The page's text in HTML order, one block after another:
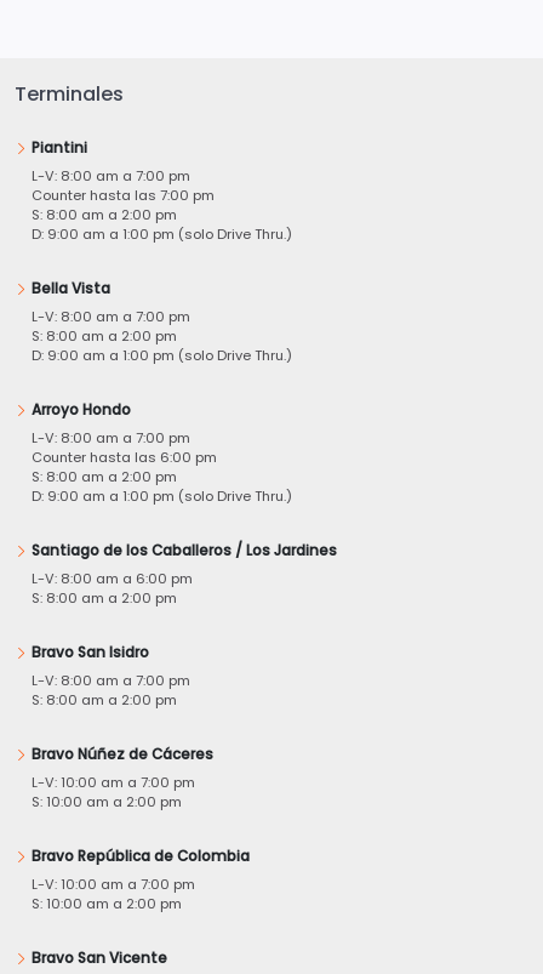
Terminales
Piantini
L-V: 8:00 am a 7:00 pm
Counter hasta las 7:00 pm
S: 8:00 am a 2:00 pm
D: 9:00 am a 1:00 pm (solo Drive Thru.)
Bella Vista
L-V: 8:00 am a 7:00 pm
S: 8:00 am a 2:00 pm
D: 9:00 am a 1:00 pm (solo Drive Thru.)
Arroyo Hondo
L-V: 8:00 am a 7:00 pm
Counter hasta las 6:00 pm
S: 8:00 am a 2:00 pm
D: 9:00 am a 1:00 pm (solo Drive Thru.)
Santiago de los Caballeros / Los Jardines
L-V: 8:00 am a 6:00 pm
S: 8:00 am a 2:00 pm
Bravo San Isidro
L-V: 8:00 am a 7:00 pm
S: 8:00 am a 2:00 pm
Bravo Núñez de Cáceres
L-V: 10:00 am a 7:00 pm
S: 10:00 am a 2:00 pm
Bravo República de Colombia
L-V: 10:00 am a 7:00 pm
S: 10:00 am a 2:00 pm
Bravo San Vicente